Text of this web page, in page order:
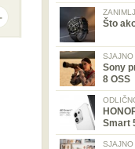
Što
SJAJNO
Sony
8 OSS
Smart
SJAJNO